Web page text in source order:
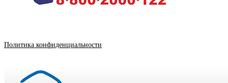
Политика конфиденциальности